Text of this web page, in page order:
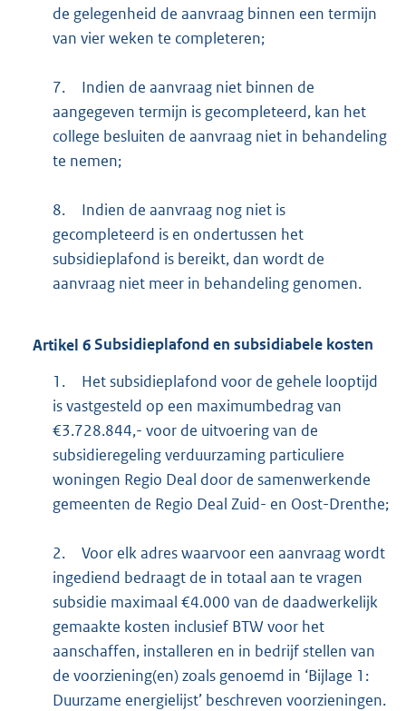
de gelegenheid de aanvraag binnen een termijn
van vier weken te completeren;
7.
Indien de aanvraag niet binnen de
aangegeven termijn is gecompleteerd, kan het
college besluiten de aanvraag niet in behandeling
te nemen;
8.
Indien de aanvraag nog niet is
gecompleteerd is en ondertussen het
subsidieplafond is bereikt, dan wordt de
aanvraag niet meer in behandeling genomen.
Artikel 6Subsidieplafond en subsidiabele kosten
1.
Het subsidieplafond voor de gehele looptijd
is vastgesteld op een maximumbedrag van
€3.728.844,- voor de uitvoering van de
subsidieregeling verduurzaming particuliere
woningen Regio Deal door de samenwerkende
gemeenten de Regio Deal Zuid- en Oost-Drenthe;
2.
Voor elk adres waarvoor een aanvraag wordt
ingediend bedraagt de in totaal aan te vragen
subsidie maximaal €4.000 van de daadwerkelijk
gemaakte kosten inclusief BTW voor het
aanschaffen, installeren en in bedrijf stellen van
de voorziening(en) zoals genoemd in ‘Bijlage 1:
Duurzame energielijst’ beschreven voorzieningen.